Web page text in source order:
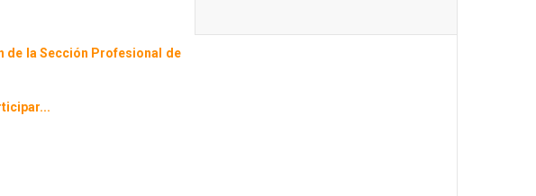
de la Sección Profesional de